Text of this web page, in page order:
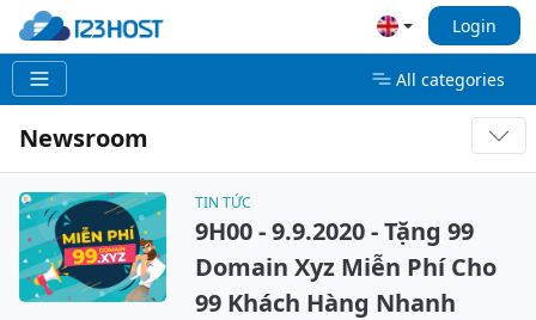
Login
All categories
Newsroom
TIN TỨC
9H00 - 9.9.2020 - Tặng 99
Domain Xyz Miễn Phí Cho
99 Khách Hàng Nhanh